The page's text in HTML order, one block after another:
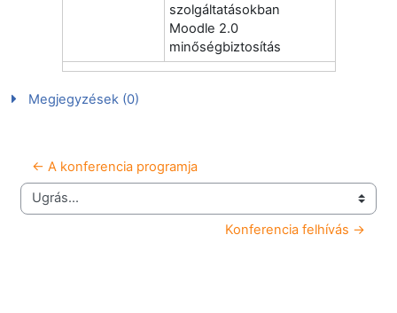
szolgáltatásokban
Moodle 2.0
minőségbiztosítás
Megjegyzések (0)
← A konferencia programja
Ugrás...
Konferencia felhívás →